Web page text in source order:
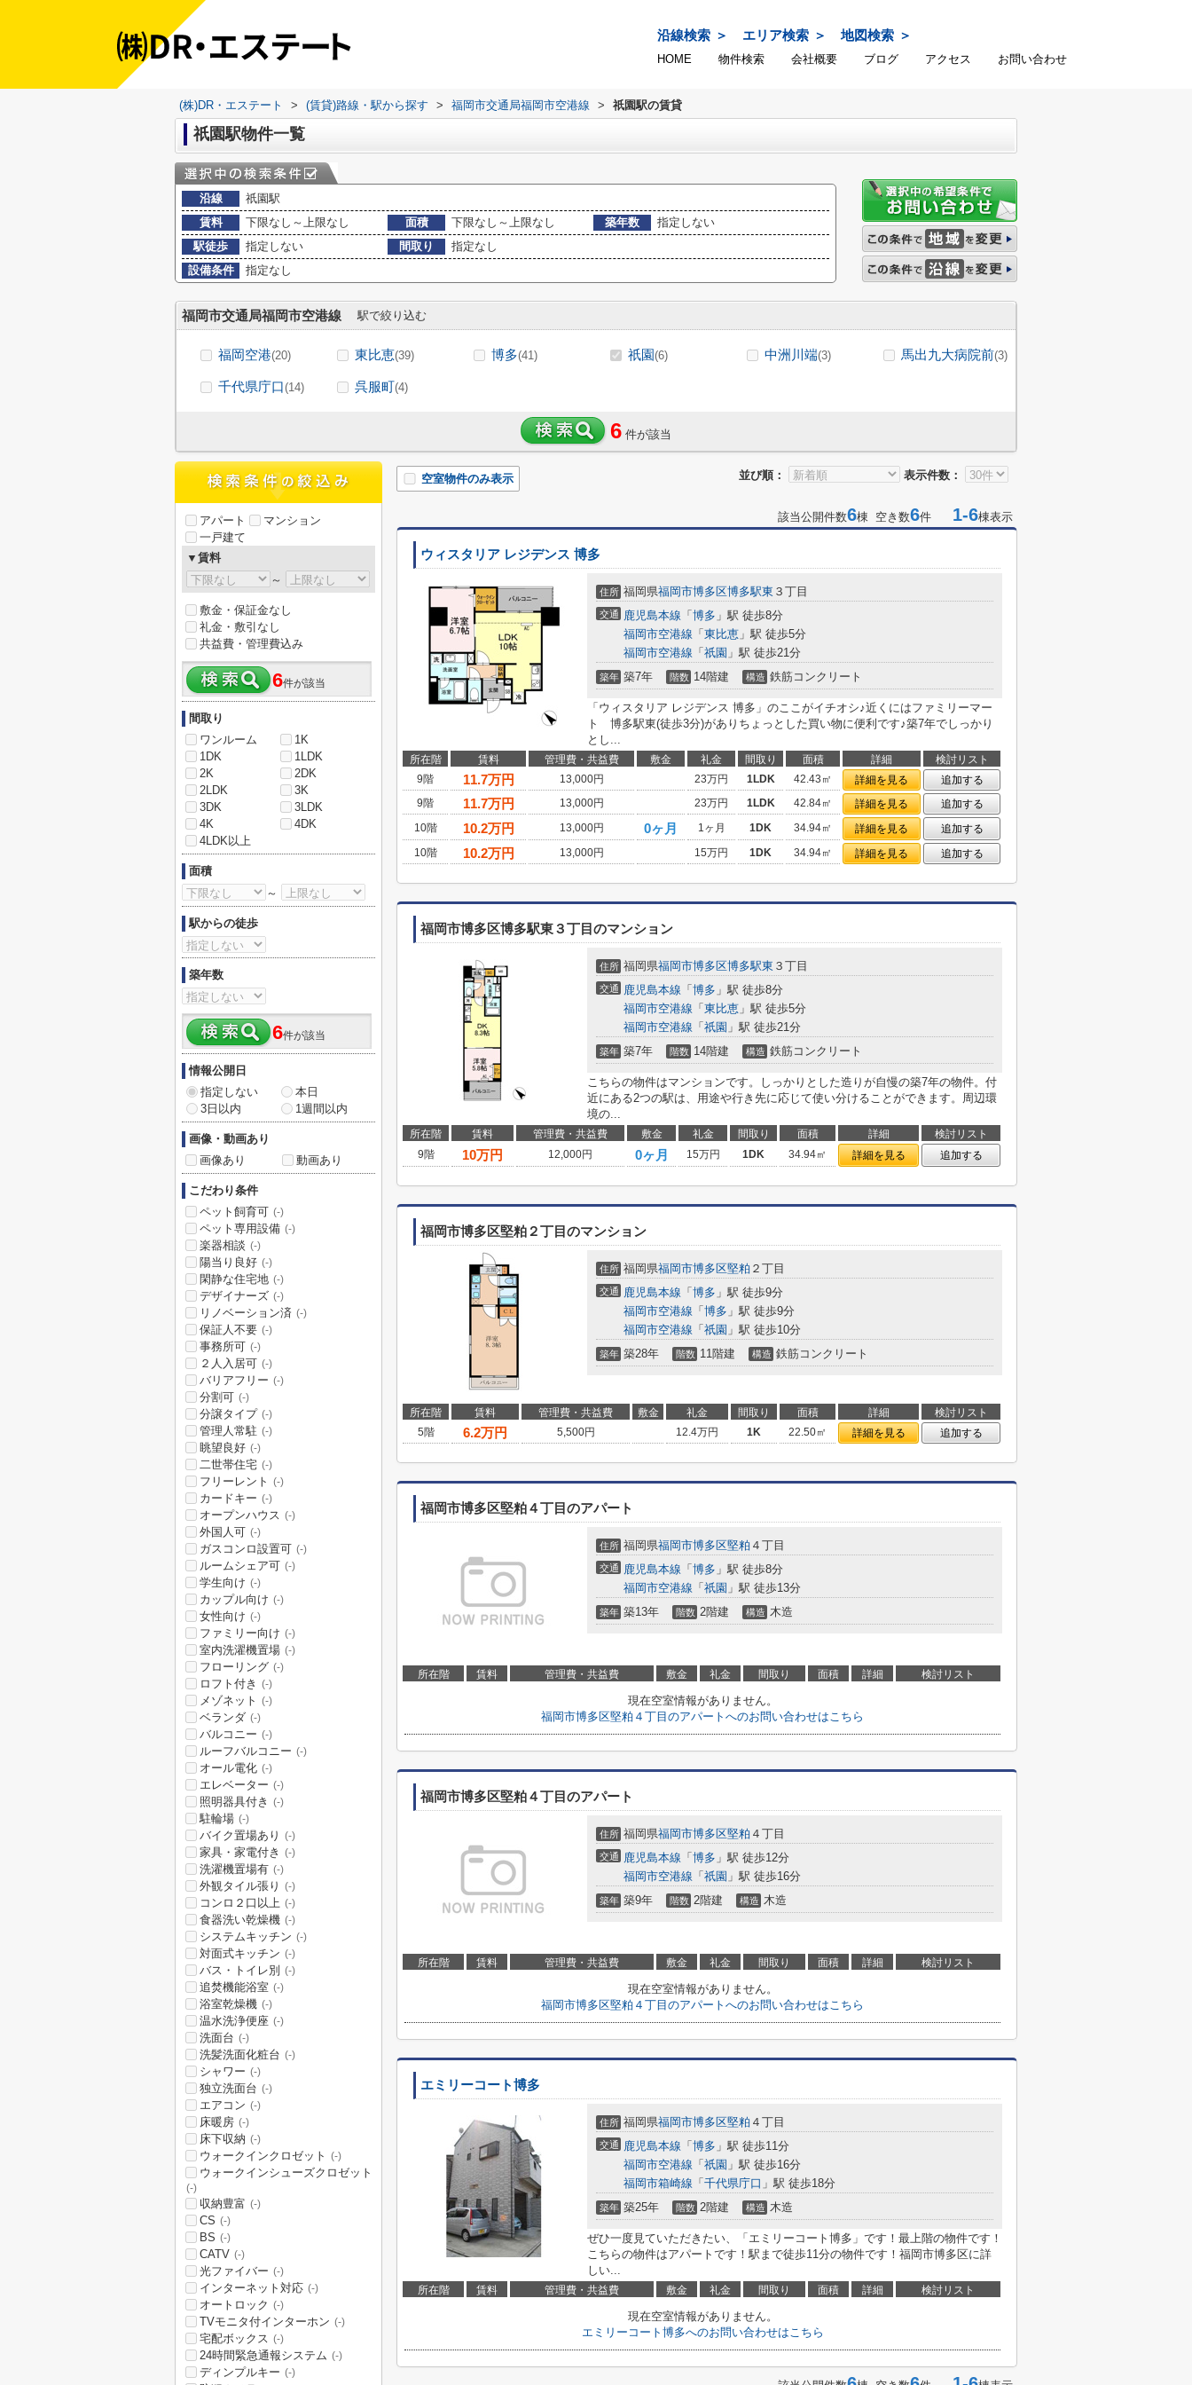
沿線検索 エリア検索 地図検索
HOME 物件検索 会社概要 ブログ アクセス お問い合わせ
(株)DR・エステート > (賃貸)路線・駅から探す > 福岡市交通局福岡市空港線 > 祇園駅の賃貸
祇園駅物件一覧
沿線
祇園駅
賃料
下限なし～上限なし 面積 下限なし～上限なし 築年数
指定しない
駅徒歩
指定しない 間取り
指定なし
設備条件
指定なし
福岡市交通局福岡市空港線 駅で絞り込む
福岡空港(20) 東比恵(39) 博多(41) 祇園(6) 中洲川端(3) 馬出九大病院前(3)
千代県庁口(14) 呉服町(4)
6 件が該当
並び順： 表示件数：
空室物件のみ表示
該当公開件数6棟 空き数6件 1-6棟表示
ウィスタリア レジデンス 博多
住所 福岡県福岡市博多区博多駅東 ３丁目
交通 鹿児島本線 「 博多 」駅 徒歩8分
福岡市空港線 「 東比恵 」駅 徒歩5分
福岡市空港線 「 祇園 」駅 徒歩21分
築年 築7年 階数 14階建 構造 鉄筋コンクリート
「ウィスタリア レジデンス 博多」のここがイチオシ♪近くにはファミリーマー
ト 博多駅東(徒歩3分)がありちょっとした買い物に便利です♪築7年でしっかり
とし...
所在階 賃料 管理費・共益費 敷金 礼金 間取り 面積 詳細
検討リスト
9階
11.7万円 13,000円 23万円 1LDK 42.43㎡ 詳細を見る
追加する
9階
11.7万円 13,000円 23万円 1LDK 42.84㎡ 詳細を見る
追加する
10階
10.2万円 13,000円 0ヶ月 1ヶ月 1DK 34.94㎡ 詳細を見る
追加する
10階
10.2万円 13,000円 15万円 1DK 34.94㎡ 詳細を見る 追加する
福岡市博多区博多駅東３丁目のマンション
住所 福岡県福岡市博多区博多駅東 ３丁目
交通 鹿児島本線 「 博多 」駅 徒歩8分
福岡市空港線 「 東比恵 」駅 徒歩5分
福岡市空港線 「 祇園 」駅 徒歩21分
築年 築7年 階数 14階建 構造 鉄筋コンクリート
こちらの物件はマンションです。しっかりとした造りが自慢の築7年の物件。付
近にある2つの駅は、用途や行き先に応じて使い分けることができます。周辺環
境の...
所在階 賃料 管理費・共益費 敷金 礼金 間取り 面積 詳細
検討リスト
9階
10万円 12,000円 0ヶ月 15万円 1DK 34.94㎡ 詳細を見る 追加する
福岡市博多区堅粕２丁目のマンション
住所 福岡県福岡市博多区堅粕 ２丁目
交通 鹿児島本線 「 博多 」駅 徒歩9分
福岡市空港線 「 博多 」駅 徒歩9分
福岡市空港線 「 祇園 」駅 徒歩10分
築年 築28年 階数 11階建 構造 鉄筋コンクリート
所在階 賃料 管理費・共益費 敷金 礼金 間取り 面積 詳細
検討リスト
5階
6.2万円 5,500円 12.4万円 1K 22.50㎡ 詳細を見る 追加する
福岡市博多区堅粕４丁目のアパート
住所 福岡県福岡市博多区堅粕 ４丁目
交通 鹿児島本線 「 博多 」駅 徒歩8分
福岡市空港線 「 祇園 」駅 徒歩13分
築年 築13年 階数 2階建 構造 木造
所在階 賃料 管理費・共益費 敷金 礼金 間取り 面積 詳細 検討リスト
現在空室情報がありません。
福岡市博多区堅粕４丁目のアパートへのお問い合わせはこちら
福岡市博多区堅粕４丁目のアパート
住所 福岡県福岡市博多区堅粕 ４丁目
交通 鹿児島本線 「 博多 」駅 徒歩12分
福岡市空港線 「 祇園 」駅 徒歩16分
築年 築9年 階数 2階建 構造 木造
所在階 賃料 管理費・共益費 敷金 礼金 間取り 面積 詳細 検討リスト
現在空室情報がありません。
福岡市博多区堅粕４丁目のアパートへのお問い合わせはこちら
エミリーコート博多
住所 福岡県福岡市博多区堅粕 ４丁目
交通 鹿児島本線 「 博多 」駅 徒歩11分
福岡市空港線 「 祇園 」駅 徒歩16分
福岡市箱崎線 「 千代県庁口 」駅 徒歩18分
築年 築25年 階数 2階建 構造 木造
ぜひ一度見ていただきたい、「エミリーコート博多」です！最上階の物件です！
こちらの物件はアパートです！駅まで徒歩11分の物件です！福岡市博多区に詳
しい...
所在階 賃料 管理費・共益費 敷金 礼金 間取り 面積 詳細 検討リスト
現在空室情報がありません。
エミリーコート博多へのお問い合わせはこちら
アパート
マンション
一戸建て
▼賃料
～
敷金・保証金なし
礼金・敷引なし
共益費・管理費込み
6件が該当
間取り
ワンルーム
1K
1DK
1LDK
2K
2DK
2LDK
3K
3DK
3LDK
4K
4DK
4LDK以上
面積
～
駅からの徒歩
築年数
6件が該当
情報公開日
指定しない
本日
3日以内
1週間以内
画像・動画あり
画像あり
動画あり
こだわり条件
ペット飼育可 (-)
ペット専用設備 (-)
楽器相談 (-)
陽当り良好 (-)
閑静な住宅地 (-)
デザイナーズ (-)
リノベーション済 (-)
保証人不要 (-)
事務所可 (-)
２人入居可 (-)
バリアフリー (-)
分割可 (-)
分譲タイプ (-)
管理人常駐 (-)
眺望良好 (-)
二世帯住宅 (-)
フリーレント (-)
カードキー (-)
オープンハウス (-)
外国人可 (-)
ガスコンロ設置可 (-)
ルームシェア可 (-)
学生向け (-)
カップル向け (-)
女性向け (-)
ファミリー向け (-)
室内洗濯機置場 (-)
フローリング (-)
ロフト付き (-)
メゾネット (-)
ベランダ (-)
バルコニー (-)
ルーフバルコニー (-)
オール電化 (-)
エレベーター (-)
照明器具付き (-)
駐輪場 (-)
バイク置場あり (-)
家具・家電付き (-)
洗濯機置場有 (-)
外観タイル張り (-)
コンロ２口以上 (-)
食器洗い乾燥機 (-)
システムキッチン (-)
対面式キッチン (-)
バス・トイレ別 (-)
追焚機能浴室 (-)
浴室乾燥機 (-)
温水洗浄便座 (-)
洗面台 (-)
洗髪洗面化粧台 (-)
シャワー (-)
独立洗面台 (-)
エアコン (-)
床暖房 (-)
床下収納 (-)
ウォークインクロゼット (-)
ウォークインシューズクロゼット
(-)
収納豊富 (-)
CS (-)
BS (-)
CATV (-)
光ファイバー (-)
インターネット対応 (-)
オートロック (-)
TVモニタ付インターホン (-)
宅配ボックス (-)
24時間緊急通報システム (-)
ディンプルキー (-)